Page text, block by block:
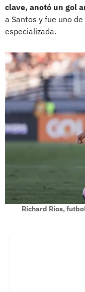
clave, anotó un gol
a Santos y fue uno
especializada.
Richard Ríos,